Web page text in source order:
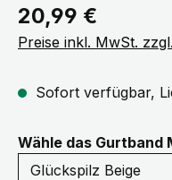
Regulärer Preis:
20,99 €
Preise inkl. MwSt.
Sofort verfügbar,
Wähle das Gurtband